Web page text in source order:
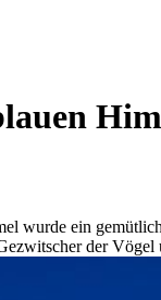
wurde ein
der